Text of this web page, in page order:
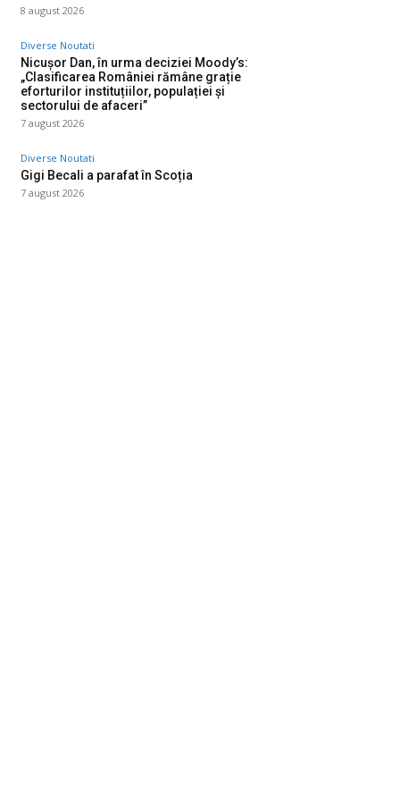
8 august 2026
Diverse Noutati
Nicușor Dan, în urma deciziei Moody’s:
„Clasificarea României rămâne grație
eforturilor instituțiilor, populației și
sectorului de afaceri”
7 august 2026
Diverse Noutati
Gigi Becali a parafat în Scoția
7 august 2026